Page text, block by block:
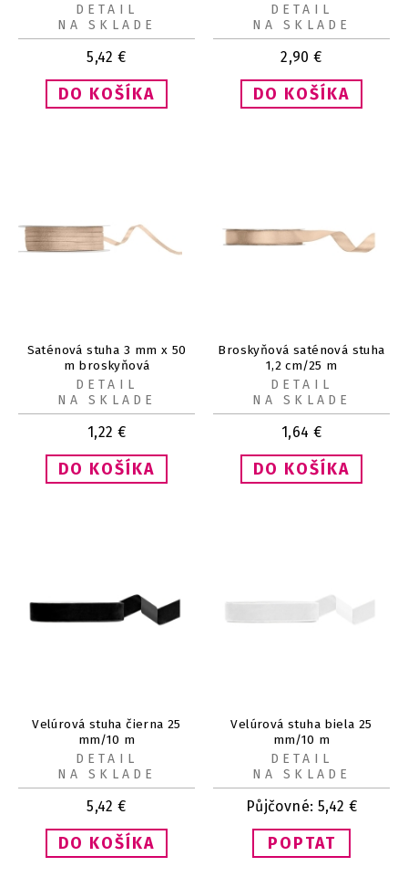
5,42 €
DETAIL
NA SKLADE
2,90 €
DETAIL
NA SKLADE
Saténová stuha 3 mm x 50
m broskyňová
1,22 €
DETAIL
NA SKLADE
Broskyňová saténová stuha
1,2 cm/25 m
1,64 €
DETAIL
NA SKLADE
Velúrová stuha čierna 25
mm/10 m
5,42 €
DETAIL
NA SKLADE
Velúrová stuha biela 25
mm/10 m
Půjčovné: 5,42 €
POPTAT
DETAIL
NA SKLADE